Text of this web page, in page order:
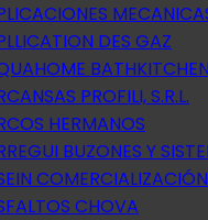
DES GAZ
PROFILI, S.R.L.
HERMANOS
BUZONES Y
CHOVA